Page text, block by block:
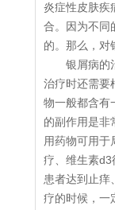
炎症性皮肤疾
合。因为不同
的。那么，对
银屑病的
治疗时还需要
物一般都含有
的副作用是非
用药物可用于
疗、维生素d3
患者达到止痒
疗的时候，一